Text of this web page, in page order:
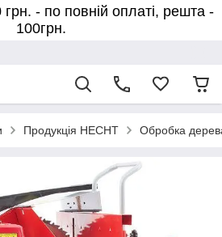
- по повній оплаті, решта -
100грн.
Продукція HECHT Обробка